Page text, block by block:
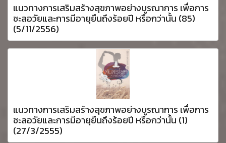
แนวทางการเสริมสร้างสุขภาพอย่างบูรณาการ เพื่อการ
ชะลอวัยและการมีอายุยืนถึงร้อยปี หรือกว่านั้น (85)
(5/11/2556)
แนวทางการเสริมสร้างสุขภาพอย่างบูรณาการ เพื่อการ
ชะลอวัยและการมีอายุยืนถึงร้อยปี หรือกว่านั้น (1)
(27/3/2555)